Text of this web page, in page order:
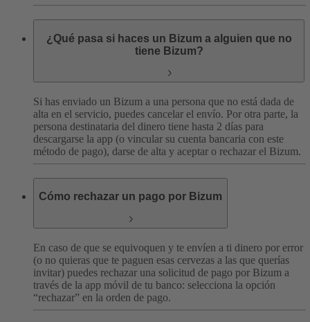
¿Qué pasa si haces un Bizum a alguien que no
tiene Bizum?
Si has enviado un Bizum a una persona que no está dada de
alta en el servicio, puedes cancelar el envío. Por otra parte, la
persona destinataria del dinero tiene hasta 2 días para
descargarse la app (o vincular su cuenta bancaria con este
método de pago), darse de alta y aceptar o rechazar el Bizum.
Cómo rechazar un pago por Bizum
En caso de que se equivoquen y te envíen a ti dinero por error
(o no quieras que te paguen esas cervezas a las que querías
invitar) puedes rechazar una solicitud de pago por Bizum a
través de la app móvil de tu banco: selecciona la opción
“rechazar” en la orden de pago.